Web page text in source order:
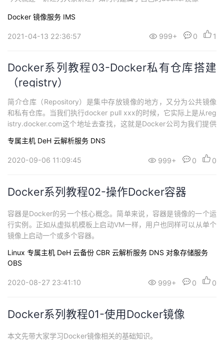
Docker 镜像服务 IMS
2021-04-13 22:36:57 999+ 0 1
Docker系列教程03-Docker私有仓库搭建
（registry）
简介仓库（Repository）是集中存放镜像的地方，又分为公共镜像
和私有仓库。当我们执行docker pull xxx的时候，它实际上是从reg
istry.docker.com这个地址去查找，这就是Docker公司为我们提供
行管理，所以为了更多管理镜像，Docker允许我们搭建本地私有仓
库。私有仓库最常用的就是registry、Ha...
专属主机 DeH 云解析服务 DNS
2020-09-06 11:09:45 999+ 0 0
Docker系列教程02-操作Docker容器
容器是Docker的另一个核心概念。简单来说，容器是镜像的一个运
行实例。正如从虚拟机模板上启动VM一样，用户也同样可以从单个
镜像上启动一个或多个容器。
Linux 专属主机 DeH 云备份 CBR 云解析服务 DNS 对象存储服务
OBS
2020-08-27 23:41:10 999+ 0 0
Docker系列教程01-使用Docker镜像
本文先带大家学习Docker镜像相关的基础知识。